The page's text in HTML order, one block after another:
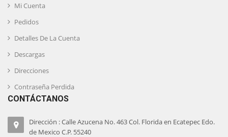
Mi Cuenta
Pedidos
Detalles De La Cuenta
Descargas
Direcciones
Contraseña Perdida
CONTÁCTANOS
Dirección : Calle Azucena No. 463 Col. Florida en Ecatepec Edo.
de Mexico C.P. 55240